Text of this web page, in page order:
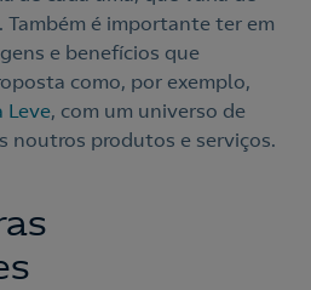
Também é importante ter em
e benefícios que
como, por exemplo,
Leve, com um universo de
noutros produtos e serviços.